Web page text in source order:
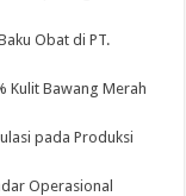
Obat di PT.
Kulit Bawang Merah
pada Produksi
Operasional